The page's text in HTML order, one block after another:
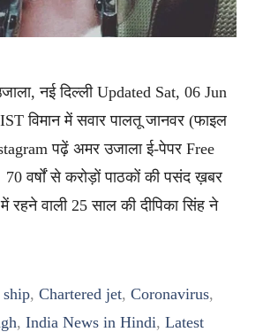
नई दिल्ली Updated Sat, 06 Jun
विमान में सवार पालतू जानवर (फाइल
पढ़ें अमर उजाला ई-पेपर Free
वर्षों से करोड़ों पाठकों की पसंद ख़बर
वाली 25 साल की दीपिका सिंह ने
ship, Chartered jet, Coronavirus,
, India News in Hindi, Latest